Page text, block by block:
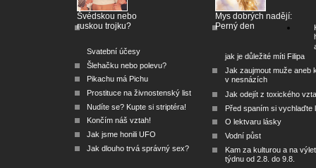
Švédskou nebo
ruskou trojku?
Svatební účesy
Šlehačku nebo polevu?
Pikachu má Pichu
Prostituce na živnostenský list
Nudíte se? Kupte si striptéra!
Končím náš vztah!
Jak jsme honili UFO
Jak dlouho trvá správný sex?
Mys dobrých nadějí:
Perný den
jak je důležité míti Filipa
Jak zaujmout muže aneb
v nesnázích
Jak odejít z toxického
Před spaním si vychlaďte
O lektvaru lásky
Vodní půst
Kam za kulturou a na
týdnu od 2.8. do 9.8.